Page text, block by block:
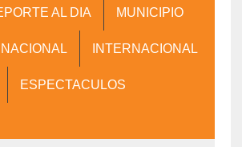
AL DIA MUNICIPIO
NACIONAL INTERNACIONAL
ESPECTACULOS